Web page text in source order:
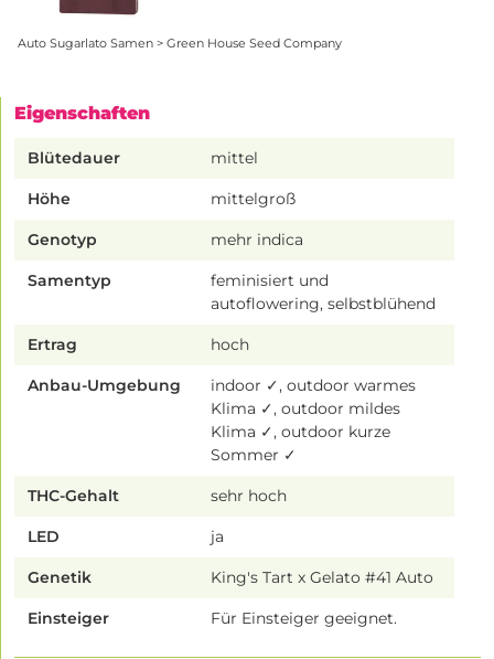
Auto Sugarlato Samen > Green House Seed Company
Eigenschaften
Blütedauer mittel
Höhe mittelgroß
Genotyp mehr indica
Samentyp
feminisiert und
autoflowering, selbstblühend
Ertrag hoch
Anbau-Umgebung
indoor ✓, outdoor warmes
Klima ✓, outdoor mildes
Klima ✓, outdoor kurze
Sommer ✓
THC-Gehalt sehr hoch
LED ja
Genetik King's Tart x Gelato #41 Auto
Einsteiger Für Einsteiger geeignet.